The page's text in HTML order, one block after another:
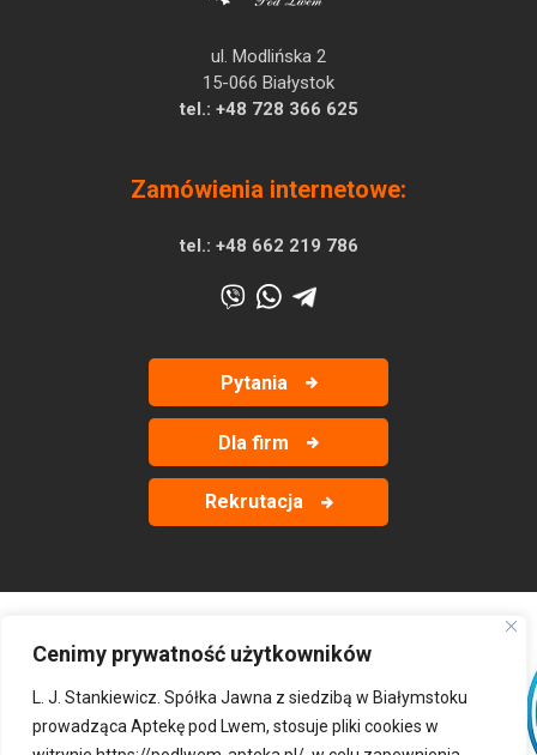
Cenimy prywatność użytkowników
L. J. Stankiewicz. Spółka Jawna z siedzibą w Białymstoku
prowadząca Aptekę pod Lwem, stosuje pliki cookies w
ul. Modlińska 2
15-066 Białystok
tel.: +48 728 366 625
Zamówienia internetowe:
tel.: +48 662 219 786
Pytania
Dla firm
Rekrutacja
‹